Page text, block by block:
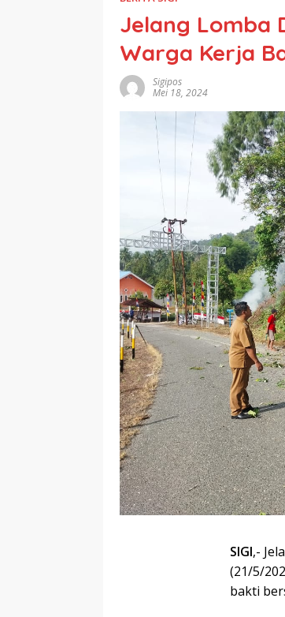
Jelang Lomba
Warga Kerja
Sigipos
Mei 18, 2024
SIGI,-
(21/5/
bakti